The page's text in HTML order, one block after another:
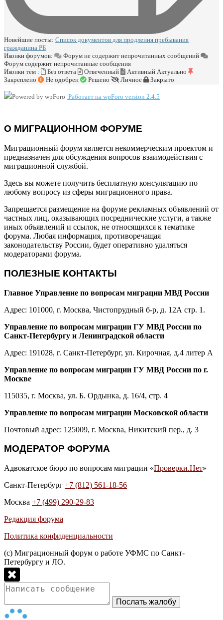
Новейшие посты: Список документов для продления пребывания
гражданина РБ
Иконки форумов:
Форум не содержит непрочитанных сообщений
Форум содержит непрочитанные сообщения
Иконки тем :
Без ответа Отвеченный Активный Актуально
Закреплено
Не одобрен Решено Личное Закрыто
Работает на wpForo version 2.4.5
О МИГРАЦИОННОМ ФОРУМЕ
Миграционный форум является некоммерческим проектом и
предназначен для обсуждения вопросов взаимодействия с
миграционной службой.
Здесь вы можете получить бесплатную консультацию по
любому вопросу из сферы миграционного права.
Запрещается размещение на форуме рекламных объявлений от
частных лиц, оказывающих посреднические услуги, а также
иных объявлений и ссылок, не относящихся к тематике
форума. Любая информация, противоречащая
законодательству России, будет оперативно удаляться
модераторами форума.
ПОЛЕЗНЫЕ КОНТАКТЫ
Главное Управление по вопросам миграции МВД России
Адрес: 101000, г. Москва, Чистопрудный б-р, д. 12А стр. 1.
Управление по вопросам миграции ГУ МВД России по
Санкт-Петербургу и Ленинградской области
Адрес: 191028, г. Санкт-Петербург, ул. Кирочная, д.4 литер А
Управление по вопросам миграции ГУ МВД России по г.
Москве
115035, г. Москва, ул. Б. Ордынка, д. 16/4, стр. 4
Управление по вопросам миграции Московской области
Почтовый адрес: 125009, г. Москва, Никитский пер., д. 3
МОДЕРАТОР ФОРУМА
Адвокатское бюро по вопросам миграции «Проверки.Нет»
Санкт-Петербург +7 (812) 561-18-56
Москва +7 (499) 290-29-83
Редакция форума
Политика конфиденциальности
(с) Миграционный форум о работе УФМС по Санкт-
Петербургу и ЛО.